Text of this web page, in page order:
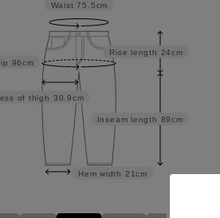
Inseam length 89cm
Rise length 24cm
Hem width 21cm
of thigh 30.9cm
96cm
Waist 75.5cm